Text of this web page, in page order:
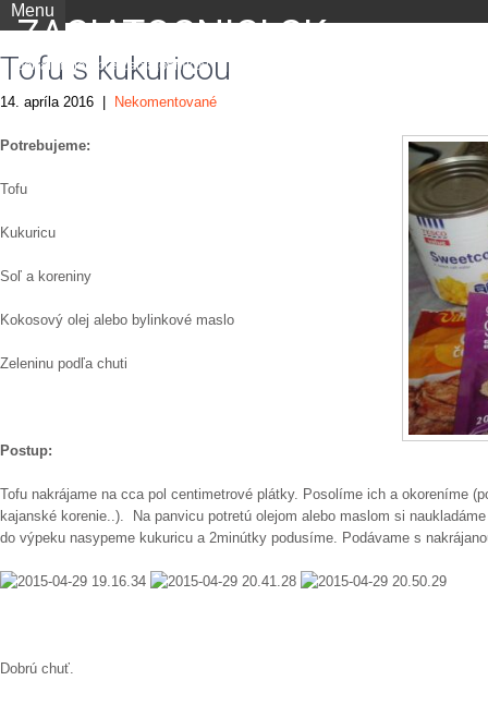
ZACIATOCNICI.SK
portál nielen pre začiatočníkov
Menu
Tofu s kukuricou
14. apríla 2016 Nekomentované
Potrebujeme:
Tofu
Kukuricu
Soľ a koreniny
Kokosový olej alebo bylinkové maslo
Zeleninu podľa chuti
Postup:
Tofu nakrájame na cca pol centimetrové plátky. Posolíme ich a okoreníme
kajanské korenie..). Na panvicu potretú olejom alebo maslom si
do výpeku nasypeme kukuricu a 2minútky podusíme. Podávame s
Dobrú chuť.